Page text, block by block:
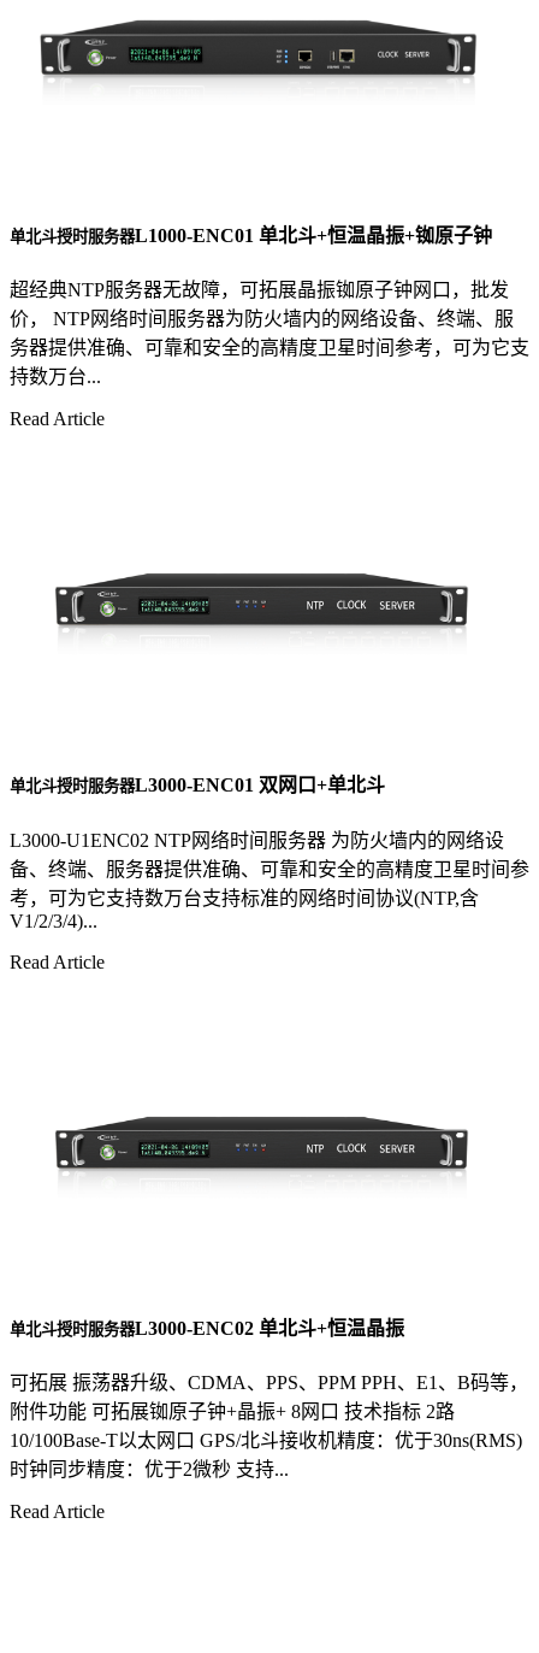
单北斗授时服务器L1000-ENC01 单北斗+恒温晶振+铷原子钟
超经典NTP服务器无故障，可拓展晶振铷原子钟网口，批发
价， NTP网络时间服务器为防火墙内的网络设备、终端、服
务器提供准确、可靠和安全的高精度卫星时间参考，可为它支
持数万台...
Read Article
单北斗授时服务器L3000-ENC01 双网口+单北斗
L3000-U1ENC02 NTP网络时间服务器 为防火墙内的网络设
备、终端、服务器提供准确、可靠和安全的高精度卫星时间参
考，可为它支持数万台支持标准的网络时间协议(NTP,含
V1/2/3/4)...
Read Article
单北斗授时服务器L3000-ENC02 单北斗+恒温晶振
可拓展 振荡器升级、CDMA、PPS、PPM PPH、E1、B码等，
附件功能 可拓展铷原子钟+晶振+ 8网口 技术指标 2路
10/100Base-T以太网口 GPS/北斗接收机精度：优于30ns(RMS)
时钟同步精度：优于2微秒 支持...
Read Article